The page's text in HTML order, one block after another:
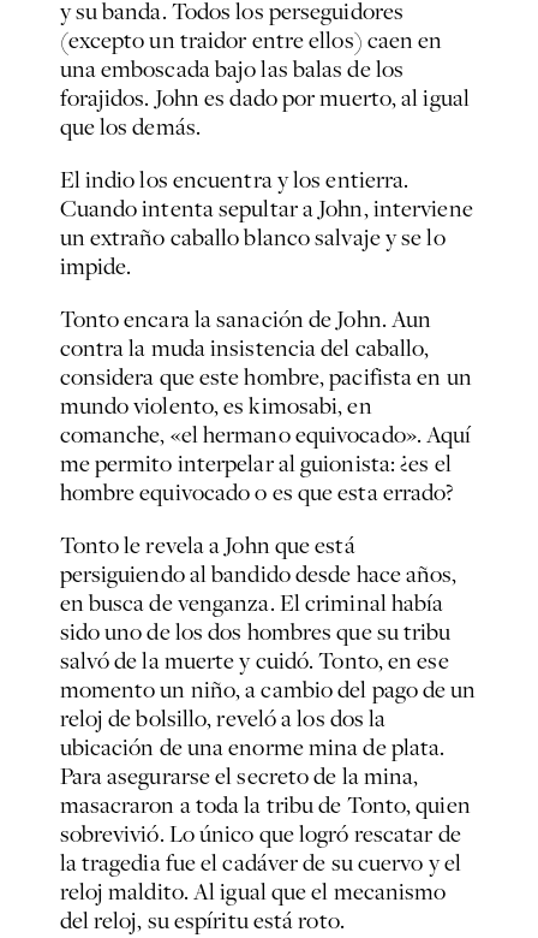
y su banda. Todos los perseguidores
(excepto un traidor entre ellos) caen en
una emboscada bajo las balas de los
forajidos. John es dado por muerto, al igual
que los demás.
El indio los encuentra y los entierra.
Cuando intenta sepultar a John, interviene
un extraño caballo blanco salvaje y se lo
impide.
Tonto encara la sanación de John. Aun
contra la muda insistencia del caballo,
considera que este hombre, pacifista en un
mundo violento, eskimosabi, en
comanche, «el hermano equivocado». Aquí
me permito interpelar al guionista: ¿es el
hombre equivocado o es que esta errado?
Tonto le revela a John que está
persiguiendo al bandido desde hace años,
en busca de venganza. El criminal había
sido uno de los dos hombres que su tribu
salvó de la muerte y cuidó. Tonto, en ese
momento un niño, a cambio del pago de un
reloj de bolsillo, reveló a los dos la
ubicación de una enorme mina de plata.
Para asegurarse el secreto de la mina,
masacraron a toda la tribu de Tonto, quien
sobrevivió. Lo único que logró rescatar de
la tragedia fue el cadáver de su cuervo y el
reloj maldito. Al igual que el mecanismo
del reloj, su espíritu está roto.